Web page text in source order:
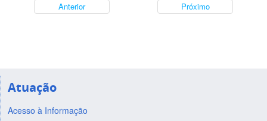
Anterior Próximo
Atuação
Acesso à Informação